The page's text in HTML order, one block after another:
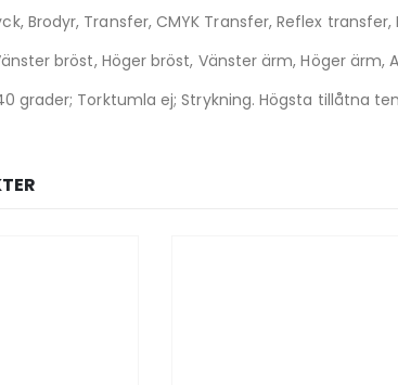
Brodyr, Transfer, CMYK Transfer, Reflex transfer,
bröst, Höger bröst, Vänster ärm, Höger ärm,
grader; Torktumla ej; Strykning. Högsta tillåtna